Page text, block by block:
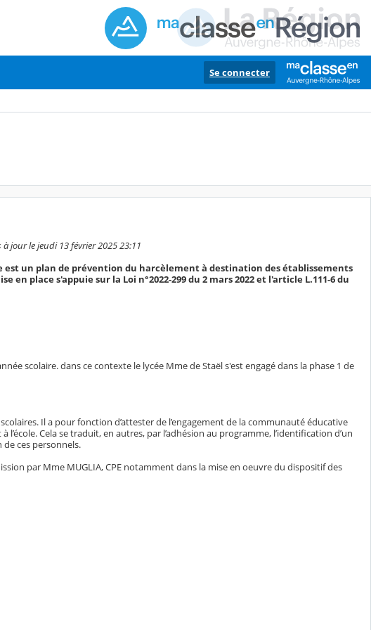
Se connecter
jour le jeudi 13 février 2025 23:11
est un plan de prévention du harcèlement à destination des établissements
en place s'appuie sur la Loi n°2022-299 du 2 mars 2022 et l'article L.111-6 du
scolaire. dans ce contexte le lycée Mme de Staël s'est engagé dans la phase 1 de
Il a pour fonction d’attester de l’engagement de la communauté éducative
Cela se traduit, en autres, par l’adhésion au programme, l’identification d’un
ces personnels.
par Mme MUGLIA, CPE notamment dans la mise en oeuvre du dispositif des